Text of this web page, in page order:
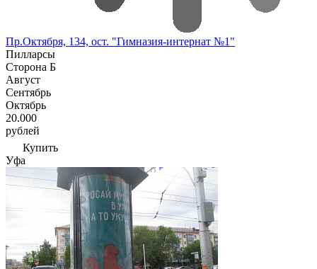
Пр.Октября, 134, ост. "Гимназия-интернат №1"
Пилларсы
Сторона Б
Август
Сентябрь
Октябрь
20.000
рублей
Купить
Уфа